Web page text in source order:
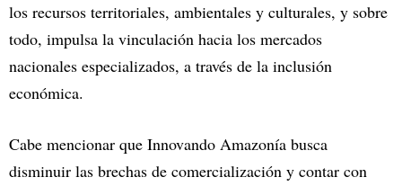
los recursos territoriales, ambientales y culturales, y sobre
todo, impulsa la vinculación hacia los mercados
nacionales especializados, a través de la inclusión
económica.
Cabe mencionar que Innovando Amazonía busca
disminuir las brechas de comercialización y contar con